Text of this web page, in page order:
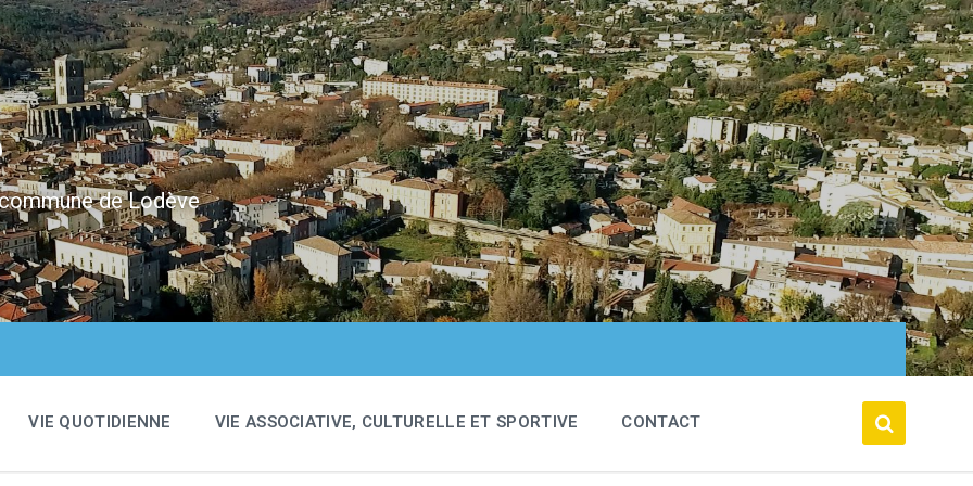
de Lodève
VIE QUOTIDIENNE VIE ASSOCIATIVE, CULTURELLE ET SPORTIVE CONTACT